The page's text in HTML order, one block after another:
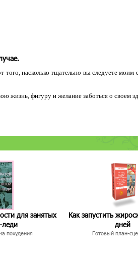
того, насколько тщательно вы следуете моим
жизнь, фигуру и желание заботься о своем
для занятых
леди
похудения
Как запустить
дней
Готовый план-